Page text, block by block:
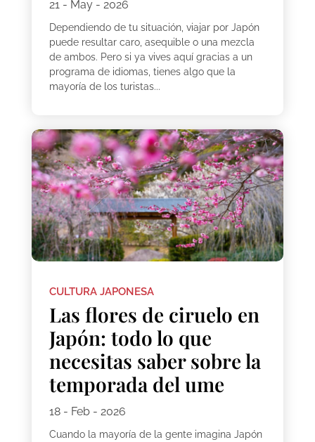
21 - May - 2026
Dependiendo de tu situación, viajar por Japón
puede resultar caro, asequible o una mezcla
de ambos. Pero si ya vives aquí gracias a un
programa de idiomas, tienes algo que la
mayoría de los turistas...
CULTURA JAPONESA
Las flores de ciruelo en
Japón: todo lo que
necesitas saber sobre la
temporada del ume
18 - Feb - 2026
Cuando la mayoría de la gente imagina Japón